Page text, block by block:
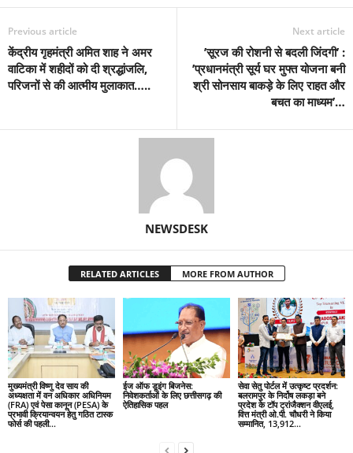
Previous article
केंद्रीय गृहमंत्री अमित शाह ने अमर
वाटिका में शहीदों को दी श्रद्धांजलि,
परिजनों से की आत्मीय मुलाकात…..
Next article
’सूरज की रोशनी से बदली जिंदगी’ :
’प्रधानमंत्री सूर्य घर मुफ्त योजना बनी
श्री सोनसाय बाकड़े के लिए राहत और
बचत का माध्यम’…
NEWSDESK
RELATED ARTICLES MORE FROM AUTHOR
मुख्यमंत्री विष्णु देव साय की
अध्यक्षता में वन अधिकार अधिनियम
(FRA) एवं पेसा कानून (PESA) के
प्रभावी क्रियान्वयन हेतु गठित टास्क
फोर्स की पहली...
ईज ऑफ डूइंग बिजनेस:
निवेशकर्ताओं के लिए छत्तीसगढ़ की
ऐतिहासिक पहल
सेवा सेतु पोर्टल में उत्कृष्ट प्रदर्शन:
बलरामपुर के निर्दोष लकड़ा बने
प्रदेश के टॉप ट्रांजैक्शन वीएलई,
वित्त मंत्री ओ.पी. चौधरी ने किया
सम्मानित, 13,912...